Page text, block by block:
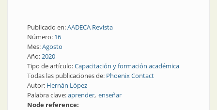
Publicado en:AADECA Revista
Número: 16
Mes:Agosto
Año:2020
Tipo de artículo:Capacitación y formación académica
Todas las publicaciones de: Phoenix Contact
Autor: Hernán López
Palabra clave:aprender enseñar
Node reference: